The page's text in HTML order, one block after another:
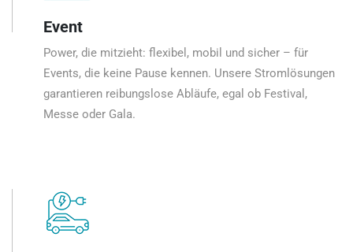
Event
Power, die mitzieht: flexibel, mobil und sicher – für
Events, die keine Pause kennen. Unsere Stromlösungen
garantieren reibungslose Abläufe, egal ob Festival,
Messe oder Gala.